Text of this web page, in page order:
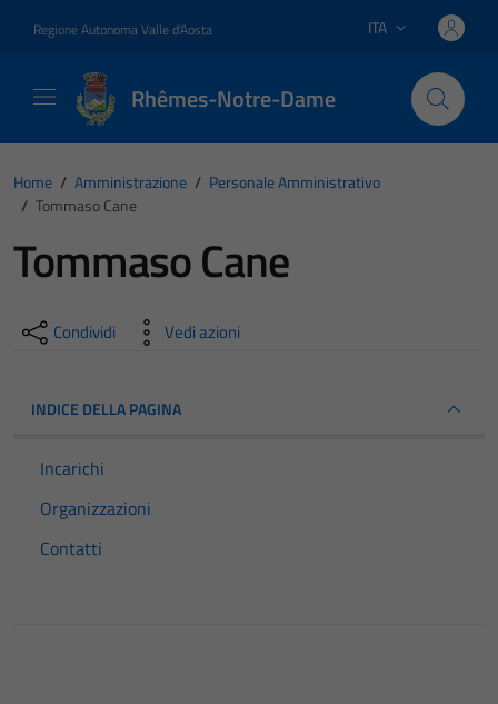
Regione Autonoma Valle d'Aosta Lingua attiva:
ITA
Rhêmes-Notre-Dame
Home / Amministrazione / Personale Amministrativo
/ Tommaso Cane
Tommaso Cane
Condividi Vedi azioni
INDICE DELLA PAGINA
Incarichi
Organizzazioni
Contatti